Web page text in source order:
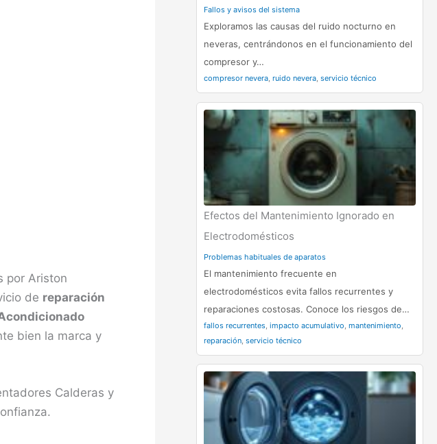
por Ariston
de reparación
bien la marca y
Calderas y
Fallos y avisos del sistema
Exploramos las causas del ruido nocturno en
neveras, centrándonos en el funcionamiento del
compresor y…
compresor nevera, ruido nevera, servicio técnico
Efectos del Mantenimiento Ignorado en
Electrodomésticos
Problemas habituales de aparatos
El mantenimiento frecuente en
electrodomésticos evita fallos recurrentes y
reparaciones costosas. Conoce los riesgos de…
fallos recurrentes, impacto acumulativo mantenimiento
reparación, servicio técnico